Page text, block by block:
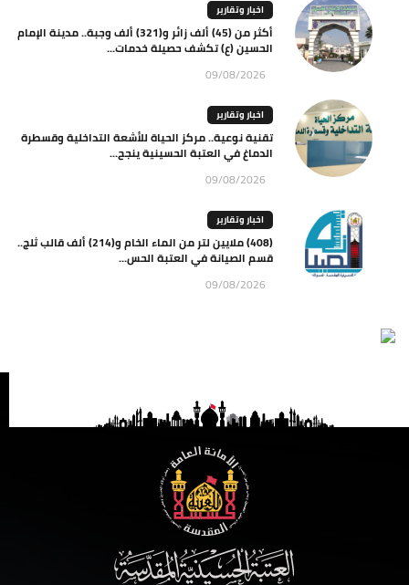
اخبار وتقارير
أكثر من (45) ألف زائر و(321) ألف وجبة.. مدينة الإمام
الحسين (ع) تكشف حصيلة خدمات...
09/08/2026
اخبار وتقارير
تقنية نوعية.. مركز الحياة للأشعة التداخلية وقسطرة
الدماغ في العتبة الحسينية ينجح...
09/08/2026
اخبار وتقارير
(408) ملايين لتر من الماء الخام و(214) ألف قالب ثلج..
قسم الصيانة في العتبة الحس...
09/08/2026